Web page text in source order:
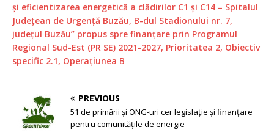
și eficientizarea energetică a clădirilor C1 și C14 – Spitalul
Județean de Urgență Buzău, B-dul Stadionului nr. 7,
județul Buzău” propus spre finanțare prin Programul
Regional Sud-Est (PR SE) 2021-2027, Prioritatea 2, Obiectiv
specific 2.1, Operațiunea B
PREVIOUS
51 de primării și ONG-uri cer legislație și finanțare
pentru comunitățile de energie